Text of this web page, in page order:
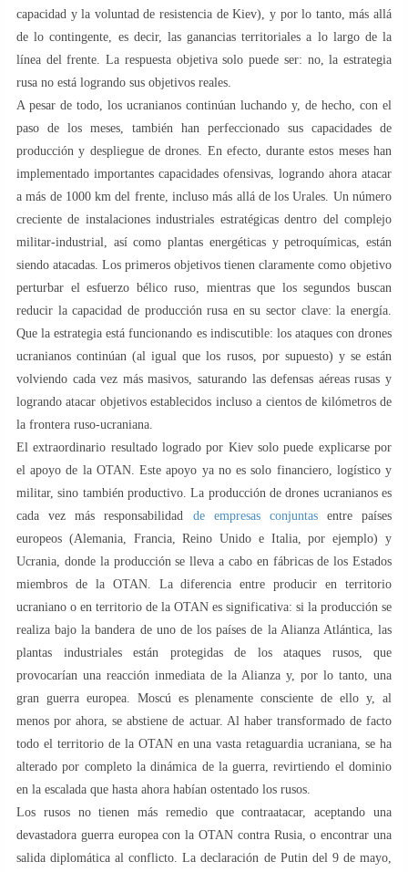
capacidad y la voluntad de resistencia de Kiev), y por lo tanto, más allá
de lo contingente, es decir, las ganancias territoriales a lo largo de la
línea del frente. La respuesta objetiva solo puede ser: no, la estrategia
rusa no está logrando sus objetivos reales.
A pesar de todo, los ucranianos continúan luchando y, de hecho, con el
paso de los meses, también han perfeccionado sus capacidades de
producción y despliegue de drones. En efecto, durante estos meses han
implementado importantes capacidades ofensivas, logrando ahora atacar
a más de 1000 km del frente, incluso más allá de los Urales. Un número
creciente de instalaciones industriales estratégicas dentro del complejo
militar-industrial, así como plantas energéticas y petroquímicas, están
siendo atacadas. Los primeros objetivos tienen claramente como objetivo
perturbar el esfuerzo bélico ruso, mientras que los segundos buscan
reducir la capacidad de producción rusa en su sector clave: la energía.
Que la estrategia está funcionando es indiscutible: los ataques con drones
ucranianos continúan (al igual que los rusos, por supuesto) y se están
volviendo cada vez más masivos, saturando las defensas aéreas rusas y
logrando atacar objetivos establecidos incluso a cientos de kilómetros de
la frontera ruso-ucraniana.
El extraordinario resultado logrado por Kiev solo puede explicarse por
el apoyo de la OTAN. Este apoyo ya no es solo financiero, logístico y
militar, sino también productivo. La producción de drones ucranianos es
cada vez más responsabilidad de empresas conjuntasentre países
europeos (Alemania, Francia, Reino Unido e Italia, por ejemplo) y
Ucrania, donde la producción se lleva a cabo en fábricas de los Estados
miembros de la OTAN. La diferencia entre producir en territorio
ucraniano o en territorio de la OTAN es significativa: si la producción se
realiza bajo la bandera de uno de los países de la Alianza Atlántica, las
plantas industriales están protegidas de los ataques rusos, que
provocarían una reacción inmediata de la Alianza y, por lo tanto, una
gran guerra europea. Moscú es plenamente consciente de ello y, al
menos por ahora, se abstiene de actuar. Al haber transformado de facto
todo el territorio de la OTAN en una vasta retaguardia ucraniana, se ha
alterado por completo la dinámica de la guerra, revirtiendo el dominio
en la escalada que hasta ahora habían ostentado los rusos.
Los rusos no tienen más remedio que contraatacar, aceptando una
devastadora guerra europea con la OTAN contra Rusia, o encontrar una
salida diplomática al conflicto. La declaración de Putin del 9 de mayo,